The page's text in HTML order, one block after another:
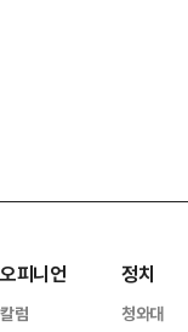
오피니언
칼럼
정치
청와대